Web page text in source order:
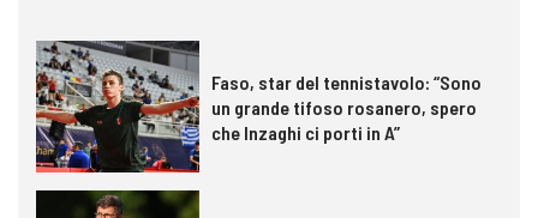
Faso, star del tennistavolo: “Sono
un grande tifoso rosanero, spero
che Inzaghi ci porti in A”